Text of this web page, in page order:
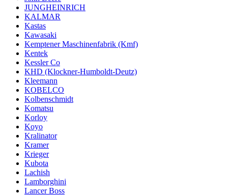
JUNGHEINRICH
KALMAR
Kastas
Kawasaki
Kemptener Maschinenfabrik (Kmf)
Kentek
Kessler Co
KHD (Klockner-Humboldt-Deutz)
Kleemann
KOBELCO
Kolbenschmidt
Komatsu
Korloy
Koyo
Kralinator
Kramer
Krieger
Kubota
Lachish
Lamborghini
Lancer Boss